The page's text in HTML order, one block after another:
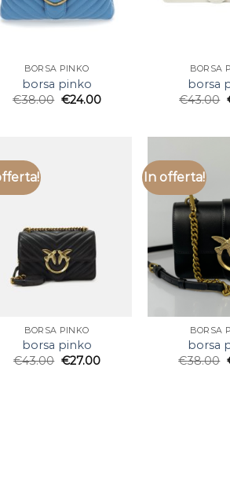
BORSA PINKO
borsa pinko
€38.00 €24.00
BORSA
borsa
€43.00
BORSA PINKO
borsa pinko
€43.00 €27.00
In offerta!
BORSA
borsa
€38.00